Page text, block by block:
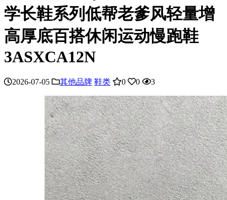
学长鞋系列低帮老爹风轻量增
高厚底百搭休闲运动慢跑鞋
3ASXCA12N
2026-07-05 其他品牌 鞋类 0 0 3